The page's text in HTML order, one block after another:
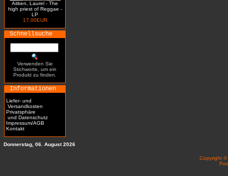
Aitken, Laurel - The
high priest of Reggae -
LP
17.00EUR
Schnellsuche
Verwenden Sie
Stichworte, um ein
Produkt zu finden.
Informationen
Liefer- und
Versandkosten
Privatsphäre
und Datenschutz
Impressum/AGB
Kontakt
Donnerstag, 06. August 2026
Copyright